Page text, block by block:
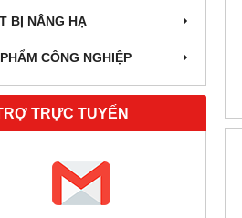
BỊ NÂNG HẠ
CÔNG NGHIỆP
TRỰC TUYẾN